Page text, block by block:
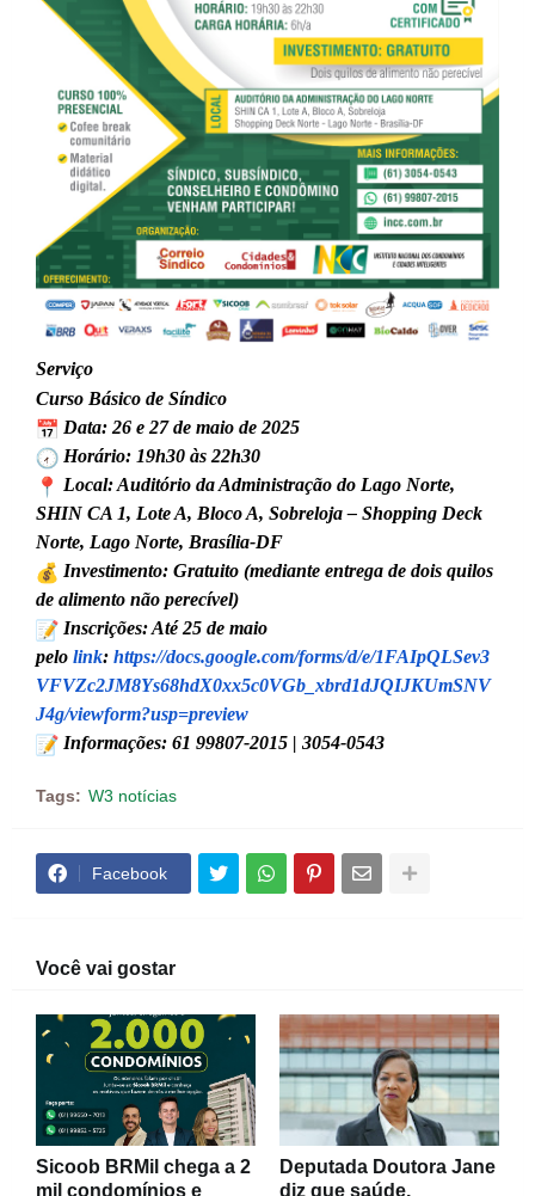
Serviço
Curso Básico de Síndico
Data: 26 e 27 de maio de 2025
Horário: 19h30 às 22h30
Local: Auditório da Administração do Lago Norte,
SHIN CA 1, Lote A, Bloco A, Sobreloja – Shopping Deck
Norte, Lago Norte, Brasília-DF
Investimento: Gratuito (mediante entrega de dois quilos
de alimento não perecível)
Inscrições: Até 25 de maio
pelo link: https://docs.google.com/forms/d/e/1FAIpQLSev3
VFVZc2JM8Ys68hdX0xx5c0VGb_xbrd1dJQIJKUmSNV
J4g/viewform?usp=preview
Informações: 61 99807-2015 | 3054-0543
Tags: W3 notícias
Facebook
Você vai gostar
Sicoob BRMil chega a 2
mil condomínios e
Deputada Doutora Jane
diz que saúde,